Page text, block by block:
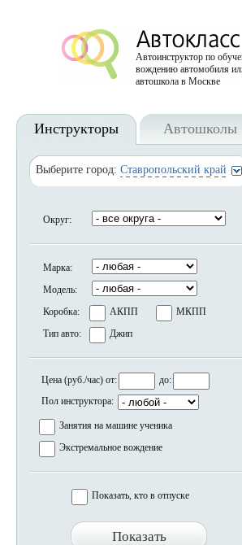
Автоинструктор по
вождению автомобиля
автошкола в Москве
Инструкторы Автошколы
Выберите город: Ставропольский край
Округ:
Марка:
Модель:
Коробка:
АКПП
МКПП
Тип авто:
Джип
Цена (руб./час) от:
до:
Пол инструктора:
Занятия на машине ученика
Экстремальное вождение
Показать, кто в отпуске